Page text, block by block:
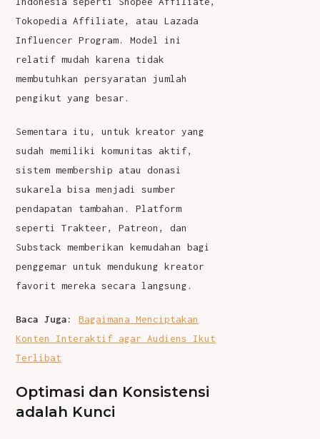
Tokopedia Affiliate, atau Lazada
Influencer Program. Model ini
relatif mudah karena tidak
membutuhkan persyaratan jumlah
pengikut yang besar.
Sementara itu, untuk kreator yang
sudah memiliki komunitas aktif,
sistem membership atau donasi
sukarela bisa menjadi sumber
pendapatan tambahan. Platform
seperti Trakteer, Patreon, dan
Substack memberikan kemudahan bagi
penggemar untuk mendukung kreator
favorit mereka secara langsung.
Baca Juga:
Bagaimana Menciptakan
Konten Interaktif agar Audiens Ikut
Terlibat
Optimasi dan Konsistensi
adalah Kunci